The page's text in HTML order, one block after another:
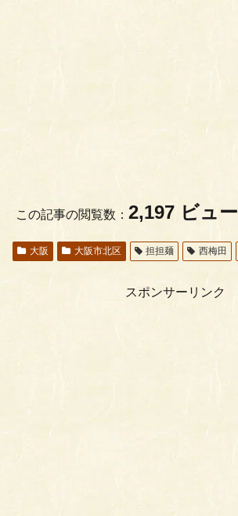
この記事の閲覧数： 2,197 ビュー
大阪 大阪市北区 担担麺 西梅田
スポンサーリンク